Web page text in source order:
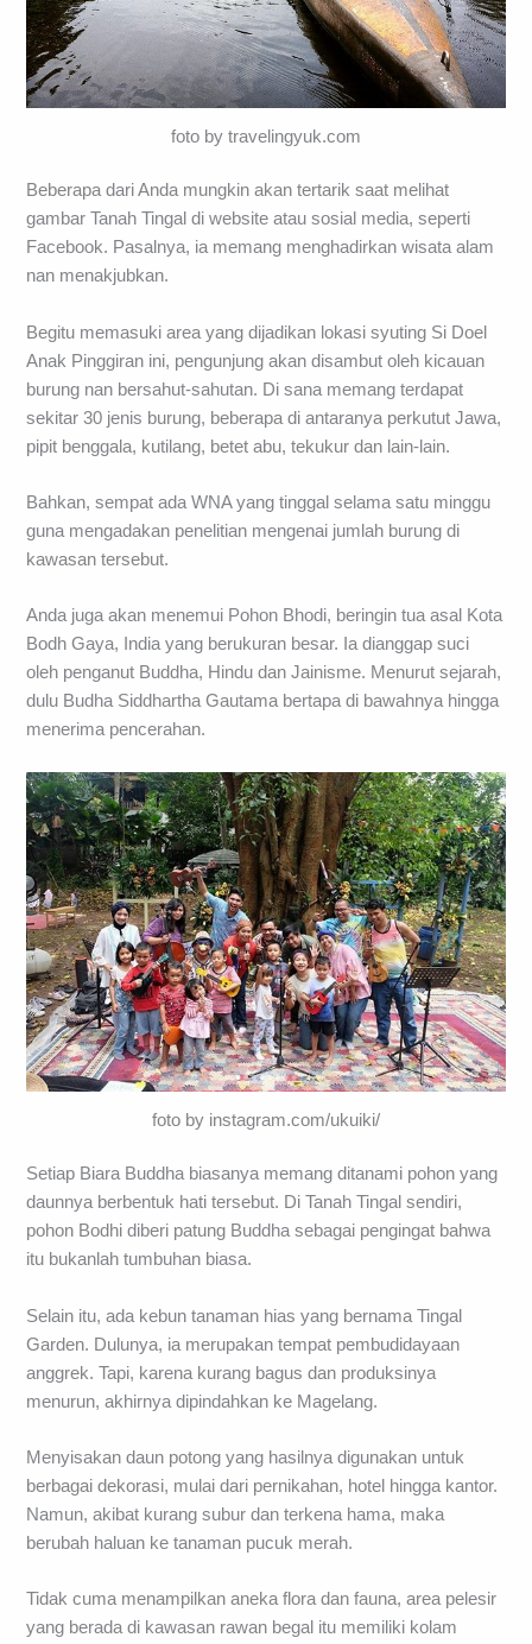
foto by travelingyuk.com
Beberapa dari Anda mungkin akan tertarik saat melihat
gambar Tanah Tingal di website atau sosial media, seperti
Facebook. Pasalnya, ia memang menghadirkan wisata alam
nan menakjubkan.
Begitu memasuki area yang dijadikan lokasi syuting Si Doel
Anak Pinggiran ini, pengunjung akan disambut oleh kicauan
burung nan bersahut-sahutan. Di sana memang terdapat
sekitar 30 jenis burung, beberapa di antaranya perkutut Jawa,
pipit benggala, kutilang, betet abu, tekukur dan lain-lain.
Bahkan, sempat ada WNA yang tinggal selama satu minggu
guna mengadakan penelitian mengenai jumlah burung di
kawasan tersebut.
Anda juga akan menemui Pohon Bhodi, beringin tua asal Kota
Bodh Gaya, India yang berukuran besar. Ia dianggap suci
oleh penganut Buddha, Hindu dan Jainisme. Menurut sejarah,
dulu Budha Siddhartha Gautama bertapa di bawahnya hingga
menerima pencerahan.
foto by instagram.com/ukuiki/
Setiap Biara Buddha biasanya memang ditanami pohon yang
daunnya berbentuk hati tersebut. Di Tanah Tingal sendiri,
pohon Bodhi diberi patung Buddha sebagai pengingat bahwa
itu bukanlah tumbuhan biasa.
Selain itu, ada kebun tanaman hias yang bernama Tingal
Garden. Dulunya, ia merupakan tempat pembudidayaan
anggrek. Tapi, karena kurang bagus dan produksinya
menurun, akhirnya dipindahkan ke Magelang.
Menyisakan daun potong yang hasilnya digunakan untuk
berbagai dekorasi, mulai dari pernikahan, hotel hingga kantor.
Namun, akibat kurang subur dan terkena hama, maka
berubah haluan ke tanaman pucuk merah.
Tidak cuma menampilkan aneka flora dan fauna, area pelesir
yang berada di kawasan rawan begal itu memiliki kolam